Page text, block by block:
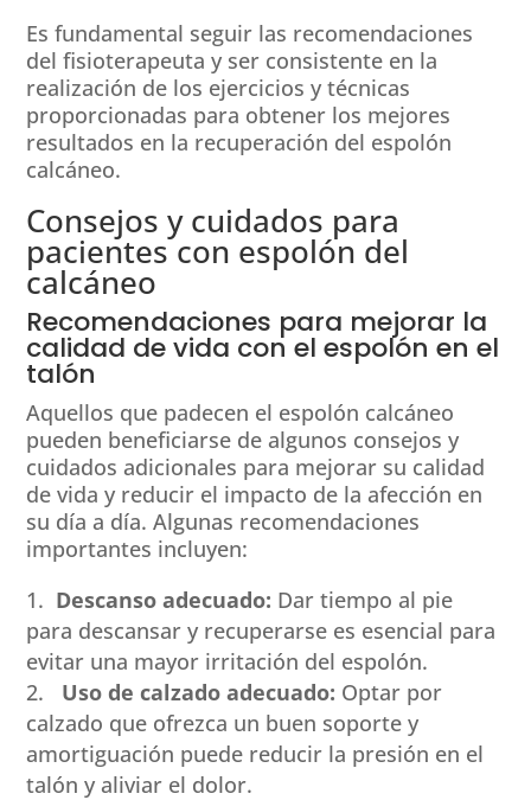
Es fundamental seguir las recomendaciones
del fisioterapeuta y ser consistente en la
realización de los ejercicios y técnicas
proporcionadas para obtener los mejores
resultados en la recuperación del espolón
calcáneo.
Consejos y cuidados para
pacientes con espolón del
calcáneo
Recomendaciones para mejorar la
calidad de vida con el espolón en el
talón
Aquellos que padecen el espolón calcáneo
pueden beneficiarse de algunos consejos y
cuidados adicionales para mejorar su calidad
de vida y reducir el impacto de la afección en
su día a día. Algunas recomendaciones
importantes incluyen:
Descanso adecuado: Dar tiempo al pie
para descansar y recuperarse es esencial para
evitar una mayor irritación del espolón.
Uso de calzado adecuado: Optar por
calzado que ofrezca un buen soporte y
amortiguación puede reducir la presión en el
talón y aliviar el dolor.